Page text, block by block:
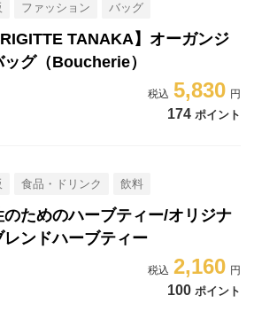
ファッション バッグ
TANAKA】オーガンジ
ッグ（Boucherie）
5,830
174 ポイント
食品・ドリンク 飲料
のためのハーブティー/オリジナ
レンドハーブティー
2,160
100 ポイント